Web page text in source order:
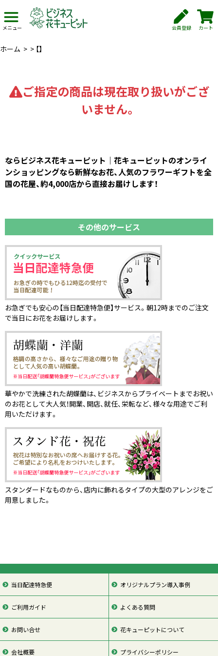
メニュー 会員登録 カート
ホーム > > 【】
ご指定の商品は現在取り扱いがござ
いません。
ならビジネス花キューピット｜花キューピットのオンライ
ンショッピングなら新鮮なお花、人気のフラワーギフトを全
国の花屋、約4,000店から直接お届けします！
その他のサービス
お急ぎでも安心の【当日配達特急便】サービス。朝12時までのご注文
で当日にお花をお届けします。
華やかで洗練された胡蝶蘭は、ビジネスからプライベートまでお祝い
のお花として大人気！開業、開店、就任、栄転など、様々な用途でご利
用いただけます。
スタンダードなものから、店内に飾れるタイプの大型のアレンジをご
用意しました。
当日配達特急便 オリジナルプラン導入事例
ご利用ガイド よくある質問
お問い合せ 花キューピットについて
会社概要 プライバシーポリシー